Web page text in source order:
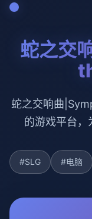
蛇之交
蛇之交响曲
的游戏平台，
#SLG #电脑